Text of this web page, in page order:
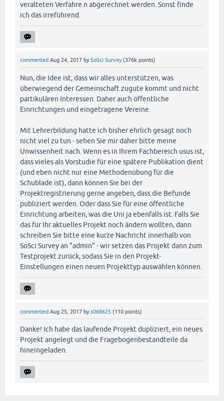
veralteten Verfahre.n abgerechnet werden. Sonst finde
ich das irreführend.
commented Aug 24, 2017 bySoSci Survey (376k points)
Nun, die Idee ist, dass wir alles unterstützen, was
überwiegend der Gemeinschaft zugute kommt und nicht
partikulären Interessen. Daher auch öffentliche
Einrichtungen und eingetragene Vereine.
Mit Lehrerbildung hatte ich bisher ehrlich gesagt noch
nicht viel zu tun - sehen Sie mir daher bitte meine
Unwissenheit nach. Wenn es in Ihrem Fachbereich usus ist,
dass vieles als Vorstudie für eine spätere Publikation dient
(und eben nicht nur eine Methodenübung für die
Schublade ist), dann können Sie bei der
Projektregistrierung gerne angeben, dass die Befunde
publiziert werden. Oder dass Sie für eine öffentliche
Einrichtung arbeiten, was die Uni ja ebenfalls ist. Falls Sie
das für Ihr aktuelles Projekt noch ändern wollten, dann
schreiben Sie bitte eine kurze Nachricht innerhalb von
SoSci Survey an "admin" - wir setzen das Projekt dann zum
Testprojekt zurück, sodass Sie in den Projekt-
Einstellungen einen neuen Projekttyp auswählen können.
commented Aug 25, 2017 bys068625 (110 points)
Danke! Ich habe das laufende Projekt dupliziert, ein neues
Projekt angelegt und die Fragebogenbestandteile da
hineingeladen.